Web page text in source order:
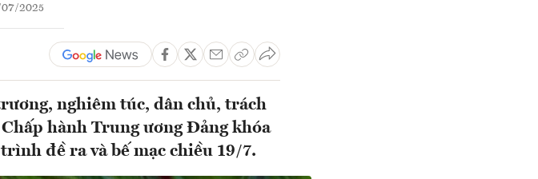
07/2025
nghiêm túc, dân chủ, trách
hành Trung ương Đảng khóa
đề ra và bế mạc chiều 19/7.